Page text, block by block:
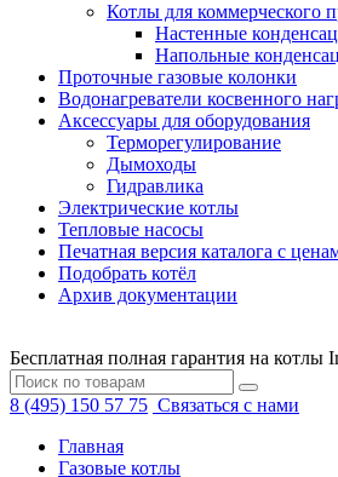
Котлы для коммерческого
Настенные
Напольные
Проточные газовые колонки
Водонагреватели косвенного
Аксессуары для оборудования
Терморегулирование
Дымоходы
Гидравлика
Электрические котлы
Тепловые насосы
Печатная версия каталога с
Подобрать котёл
Архив документации
Бесплатная полная гарантия на котлы
8 (495) 150 57 75 Связаться с нами
Главная
Газовые котлы